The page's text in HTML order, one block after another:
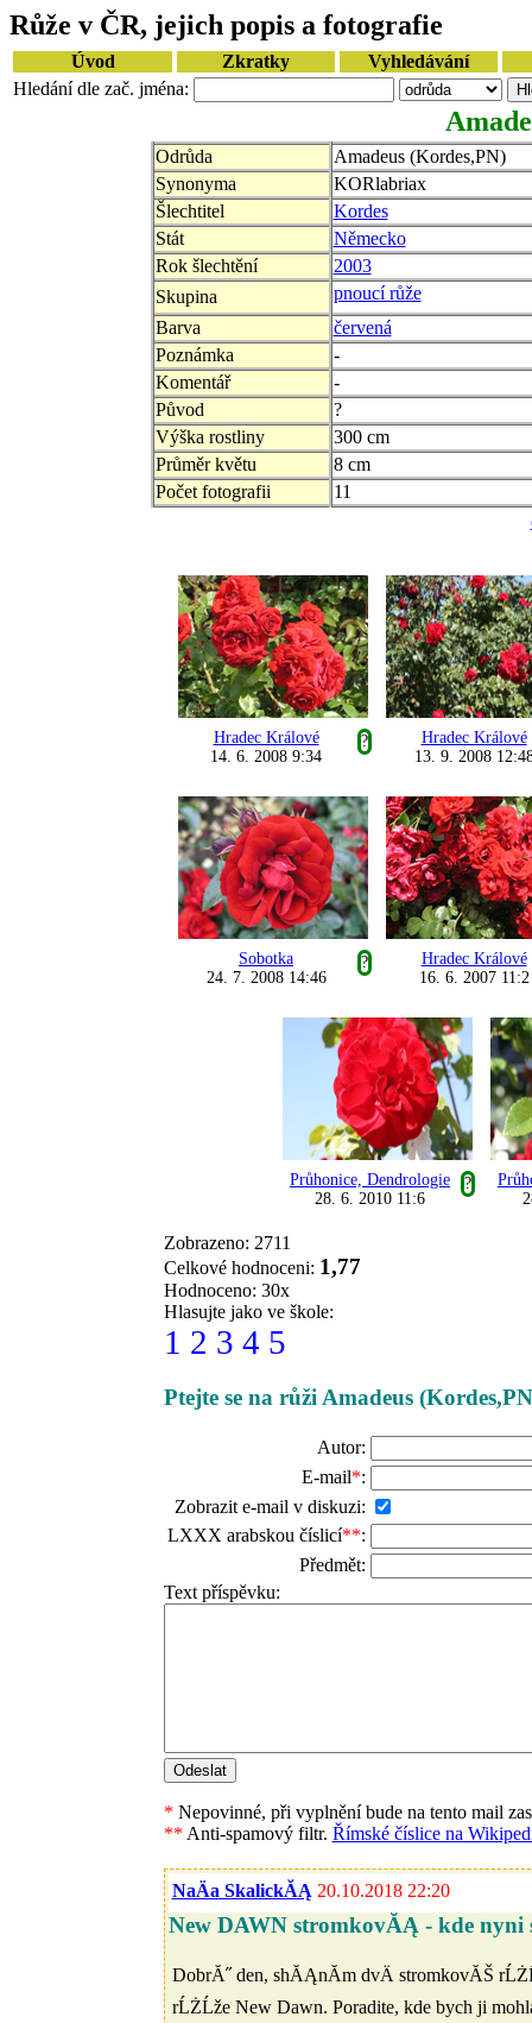
Růže v ČR, jejich popis a fotografie
Úvod Zkratky
Vyhledávání
Hledání dle zač. jména:
Odrůda
Amadeus (Kordes,PN)
Synonyma
KORlabriax
Šlechtitel
Kordes
Stát
Německo
Rok šlechtění
2003
Skupina
pnoucí růže
Barva
červená
Poznámka
-
Komentář
-
Původ
?
Výška rostliny
300 cm
Průměr květu
8 cm
Počet fotografii
11
Hradec Králové
?
14. 6. 2008 9:34
Hradec Králové
13. 9. 2008
Sobotka
?
24. 7. 2008 14:46
Hradec Králové
16. 6. 2007 11:2
Průhonice, Dendrologie
?
28. 6. 2010 11:6
Zobrazeno: 2711
Celkové hodnoceni: 1,77
Hodnoceno: 30x
Hlasujte jako ve škole:
1 2 3 4 5
Ptejte se na růži Amadeus
Autor:
E-mail*:
Zobrazit e-mail v diskuzi:
LXXX arabskou číslicí**:
Předmět:
Text příspěvku:
* Nepovinné, při vyplnění bude na tento mail
** Anti-spamový filtr. Římské číslice na
NaÄa SkalickĂĄ 20.10.2018 22:20
New DAWN stromkovĂĄ - kde nyni
DobrĂ˝ den, shĂĄnĂ­m dvÄ stromkovĂŠ
rĹŻĹže New Dawn. Poradite, kde bych ji